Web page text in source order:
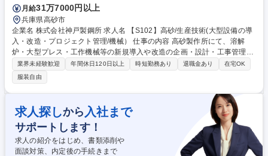
月給31万7000円以上
兵庫県高砂市
企業名 株式会社神戸製鋼所 求人名 【S102】高砂/生産技術(大型設備の導
入・改造・プロジェクト管理/機械） 仕事の内容 高砂製作所にて、溶解
炉・大型プレス・工作機械等の新規導入や改造の企画・設計・工事管理を
一貫して担当します。発注者の立場で、安全・品質・コストをコントロー
ルし、工場の将来像を自ら形にする業務です。 (1)設備投資計画の立案
（予算策定、仕様設計、積算） (2)工事管理（現場の安全・品質・工程管
理） (3)試運転・立ち上げ支援 (4) 既存設備の診断・更新計画の策定 (5)C
N（脱炭素）やDX（自動化）に向けた最新技術の導入検討 ※1年後にはプ
ロジェクトリーダーとしての活躍を期待。自社設備のため、現場ユーザー
の声を直接聞きながら「使いやすさ」を追求できる点が醍醐味です。 募集
職種 【S102】高砂/生産技術(大型設備の導入・改造・プロジェクト管理/
機械）
業界未経験歓迎 年間休日120日以上 時短勤務あり 退職金あり
在宅OK
服装自由
求人探しから 入社まで
サポートします！
求人の紹介をはじめ、書類添削や
面談対策、内定後の手続きまで